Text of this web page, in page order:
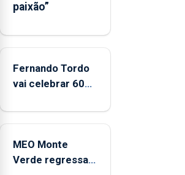
da
entre
e
2025
paixão”
Fernando Tordo
vai celebrar 60
no Coliseu
MEO Monte
Verde regressa